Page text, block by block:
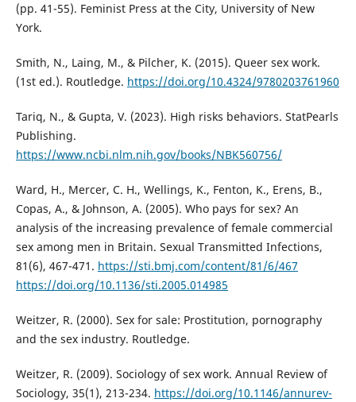
(pp. 41-55). Feminist Press at the City, University of New
York.
Smith, N., Laing, M., & Pilcher, K. (2015). Queer sex work.
(1st ed.). Routledge. https://doi.org/10.4324/9780203761960
Tariq, N., & Gupta, V. (2023). High risks behaviors. StatPearls
Publishing.
https://www.ncbi.nlm.nih.gov/books/NBK560756/
Ward, H., Mercer, C. H., Wellings, K., Fenton, K., Erens, B.,
Copas, A., & Johnson, A. (2005). Who pays for sex? An
analysis of the increasing prevalence of female commercial
sex among men in Britain. Sexual Transmitted Infections,
81(6), 467-471. https://sti.bmj.com/content/81/6/467
https://doi.org/10.1136/sti.2005.014985
Weitzer, R. (2000). Sex for sale: Prostitution, pornography
and the sex industry. Routledge.
Weitzer, R. (2009). Sociology of sex work. Annual Review of
Sociology, 35(1), 213-234. https://doi.org/10.1146/annurev-